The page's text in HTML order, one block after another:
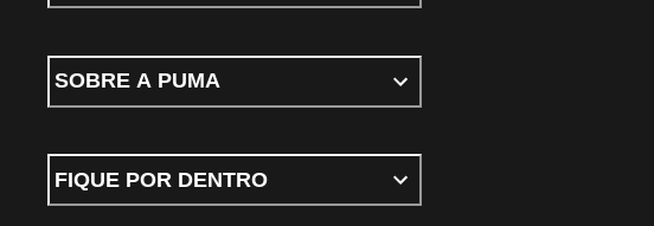
SOBRE A PUMA
FIQUE POR DENTRO